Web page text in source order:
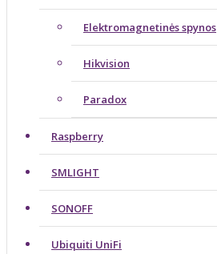
Elektromagnetinės spynos
Hikvision
Paradox
Raspberry
SMLIGHT
SONOFF
Ubiquiti UniFi